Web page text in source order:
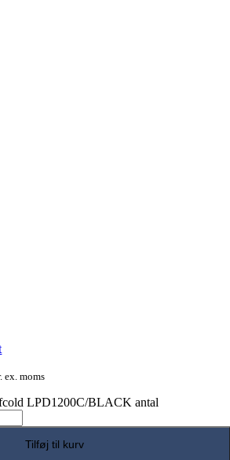
ex. moms
LPD1200C/BLACK antal
Tilføj til kurv